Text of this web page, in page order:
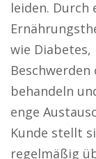
leiden. Durch
wie
behandeln
enge
Kunde stellt
regelmäßig